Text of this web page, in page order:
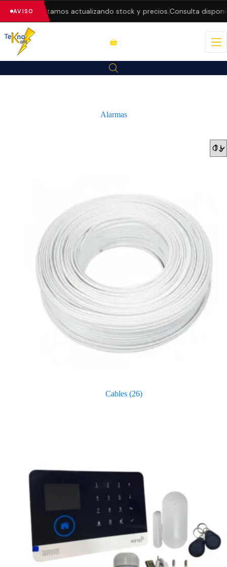
AVISO
— estamos actualizando stock y precios. Consulta disponibilidad
Alarmas
Cables (26)